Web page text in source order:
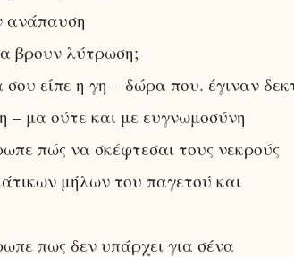
ανάπαυση
βρουν λύτρωση;
είπε η γη – δώρα που. έγιναν
– μα ούτε και με ευγνωμοσύνη
πώς να σκέφτεσαι τους νεκρούς
μήλων του παγετού και
πως δεν υπάρχει για σένα